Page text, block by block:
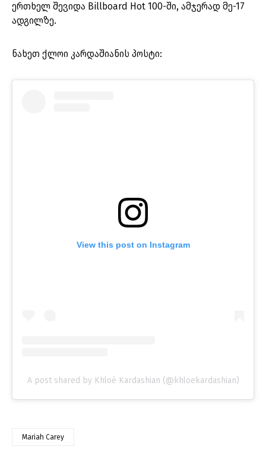
ერთხელ შევიდა Billboard Hot 100-ში, ამჯერად მე-17
ადგილზე.
ნახეთ ქლოი კარდაშიანის პოსტი:
View this post on Instagram
A post shared by Khloé Kardashian (@khloekardashian)
Mariah Carey